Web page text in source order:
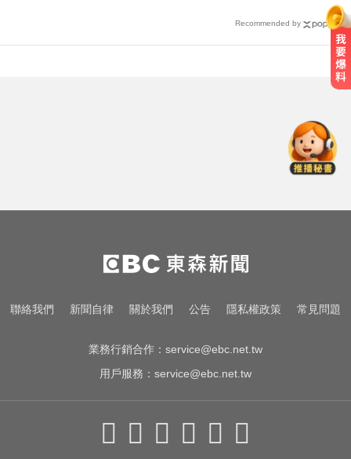
Recommended by
日網讚：比政府還快
總統：勞工是經濟進步幕後英雄 盼
支持政府政策
中職／中信兄弟折損2重砲！張志
聯絡我們 新聞自律 關於我們 公告 隱私權政策 常見問題
業務行銷合作： service@ebc.net.tw
用戶服務： service@ebc.net.tw